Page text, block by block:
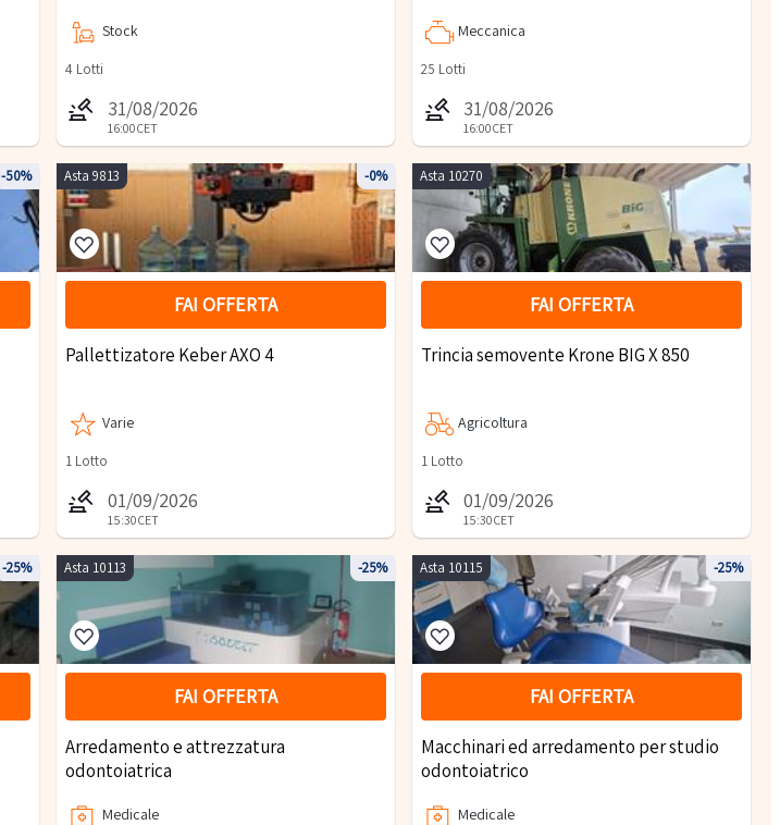
Stock
4 Lotti
31/08/2026
16:00CET
Meccanica
25 Lotti
31/08/2026
16:00CET
-50% Asta 9813 -0%
FAI OFFERTA
Pallettizatore Keber AXO 4
Varie
1Lotto
01/09/2026
15:30CET
Asta 10270
FAI OFFERTA
Trincia semovente Krone BIG X 850
Agricoltura
1 Lotto
01/09/2026
15:30CET
-25% Asta 10113 -25%
FAI OFFERTA
Arredamento e attrezzatura
odontoiatrica
Medicale
Asta 10115 -25%
FAI OFFERTA
Macchinari ed arredamento per studio
odontoiatrico
Medicale